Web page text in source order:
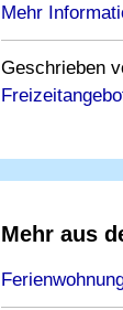
Mehr
Geschrieben
Mehr aus